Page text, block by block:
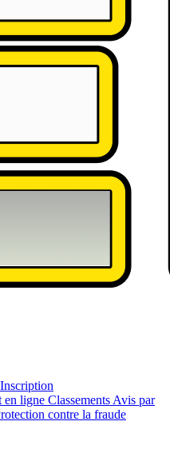
Inscription
en ligne Classements Avis par
contre la fraude